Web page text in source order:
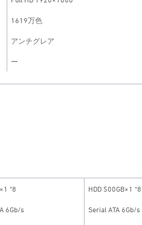
1619万色
アンチグレア
ー
*8 HDD 500GB×1 *8
6Gb/s Serial ATA 6Gb/s